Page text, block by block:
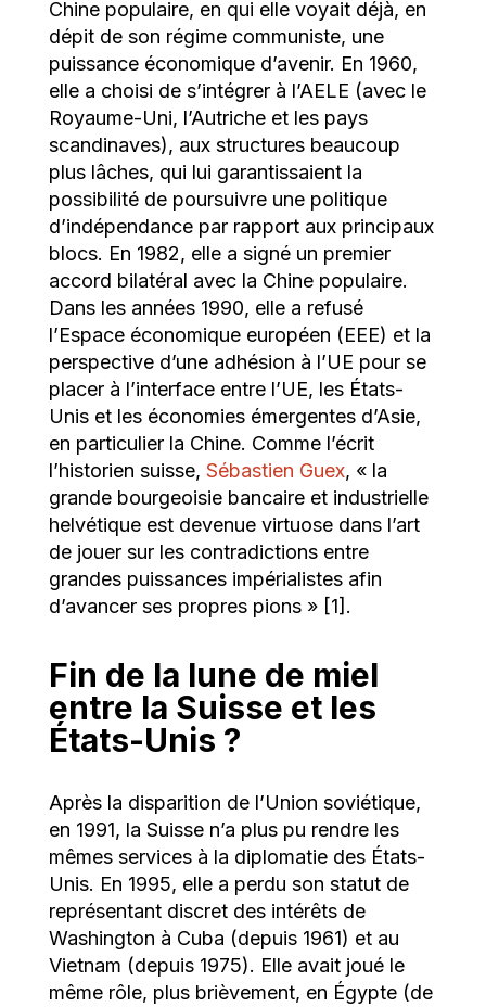
Chine populaire, en qui elle voyait déjà, en
dépit de son régime communiste, une
puissance économique d’avenir. En 1960,
elle a choisi de s’intégrer à l’AELE (avec le
Royaume-Uni, l’Autriche et les pays
scandinaves), aux structures beaucoup
plus lâches, qui lui garantissaient la
possibilité de poursuivre une politique
d’indépendance par rapport aux principaux
blocs. En 1982, elle a signé un premier
accord bilatéral avec la Chine populaire.
Dans les années 1990, elle a refusé
l’Espace économique européen (EEE) et la
perspective d’une adhésion à l’UE pour se
placer à l’interface entre l’UE, les États-
Unis et les économies émergentes d’Asie,
en particulier la Chine. Comme l’écrit
l’historien suisse, Sébastien Guex, « la
grande bourgeoisie bancaire et industrielle
helvétique est devenue virtuose dans l’art
de jouer sur les contradictions entre
grandes puissances impérialistes afin
d’avancer ses propres pions » [1].
Fin de la lune de miel
entre la Suisse et les
États-Unis ?
Après la disparition de l’Union soviétique,
en 1991, la Suisse n’a plus pu rendre les
mêmes services à la diplomatie des États-
Unis. En 1995, elle a perdu son statut de
représentant discret des intérêts de
Washington à Cuba (depuis 1961) et au
Vietnam (depuis 1975). Elle avait joué le
même rôle, plus brièvement, en Égypte (de